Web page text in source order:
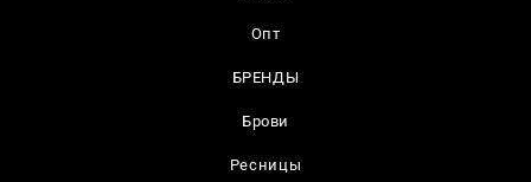
Опт
БРЕНДЫ
Брови
Ресницы